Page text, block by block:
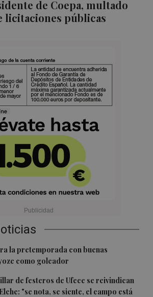
de Coepa, multado
públicas
la pretemporada con buenas
como goleador
de festeros de Ufece se reivindican
"se nota, se siente, el campo está